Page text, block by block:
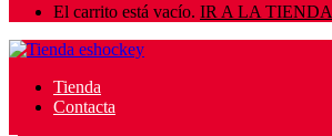
El carrito está vacío. IR A LA TIENDA
Tienda
Contacta